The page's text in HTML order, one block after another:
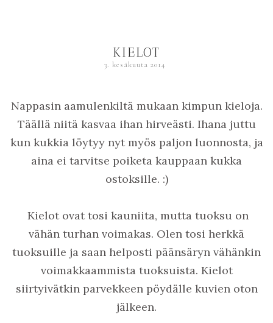
KIELOT
3. kesäkuuta 2014
Nappasin aamulenkiltä mukaan kimpun kieloja.
Täällä niitä kasvaa ihan hirveästi. Ihana juttu
kun kukkia löytyy nyt myös paljon luonnosta, ja
aina ei tarvitse poiketa kauppaan kukka
ostoksille. :)
Kielot ovat tosi kauniita, mutta tuoksu on
vähän turhan voimakas. Olen tosi herkkä
tuoksuille ja saan helposti päänsäryn vähänkin
voimakkaammista tuoksuista. Kielot
siirtyivätkin parvekkeen pöydälle kuvien oton
jälkeen.